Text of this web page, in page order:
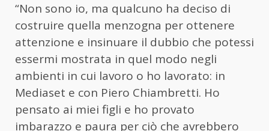
“Non sono io, ma qualcuno ha deciso di
costruire quella menzogna per ottenere
attenzione e insinuare il dubbio che potessi
essermi mostrata in quel modo negli
ambienti in cui lavoro o ho lavorato: in
Mediaset e con Piero Chiambretti. Ho
pensato ai miei figli e ho provato
imbarazzo e paura per ciò che avrebbero